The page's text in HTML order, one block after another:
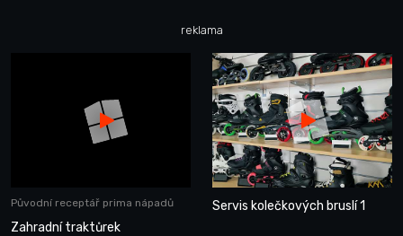
reklama
Původní receptář prima nápadů
Zahradní traktůrek
Servis kolečkových bruslí 1